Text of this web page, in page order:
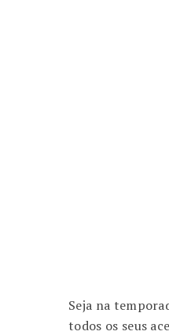
Seja na
todos os seus